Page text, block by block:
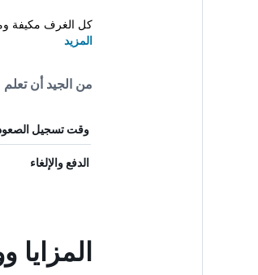
كل الغرف مكيفة
المزيد
من الجيد أن تعلم
وقت تسجيل الصعود
الدفع والإلغاء